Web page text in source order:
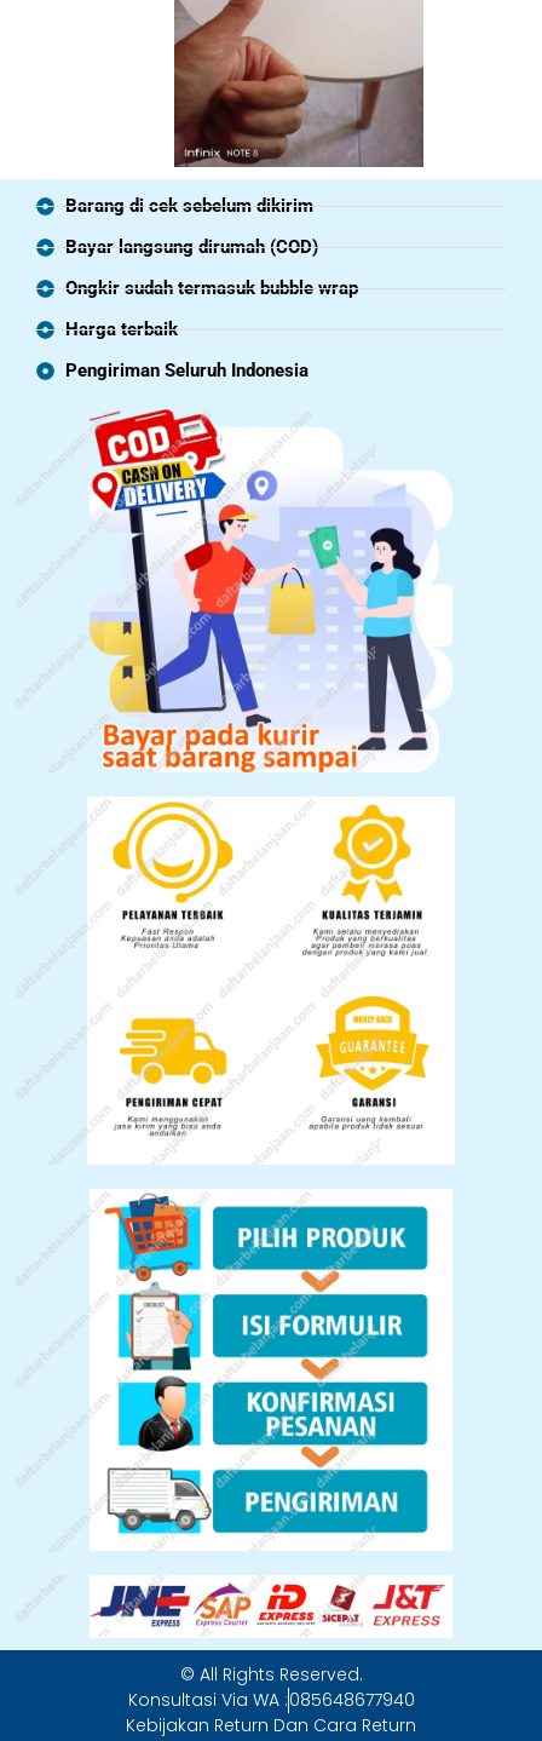
Barang di cek sebelum dikirim
Bayar langsung dirumah (COD)
Ongkir sudah termasuk bubble wrap
Harga terbaik
Pengiriman Seluruh Indonesia
© All Rights Reserved.
Konsultasi Via WA :085648677940
Kebijakan Return Dan Cara Return